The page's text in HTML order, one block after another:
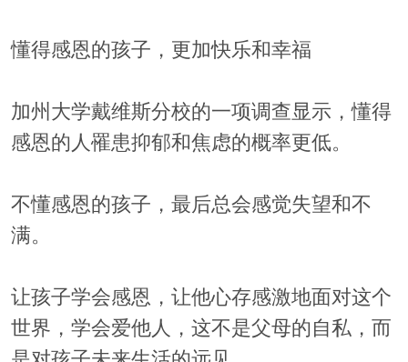
懂得感恩的孩子，更加快乐和幸福
加州大学戴维斯分校的一项调查显示，懂得
感恩的人罹患抑郁和焦虑的概率更低。
不懂感恩的孩子，最后总会感觉失望和不
满。
让孩子学会感恩，让他心存感激地面对这个
世界，学会爱他人，这不是父母的自私，而